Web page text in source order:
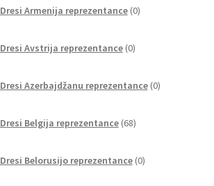
Dresi Armenija reprezentance 0izdelkov
Dresi Avstrija reprezentance 0izdelkov
Dresi Azerbajdžanu reprezentance 0izdelkov
Dresi Belgija reprezentance 68izdelkov
Dresi Belorusijo reprezentance 0izdelkov